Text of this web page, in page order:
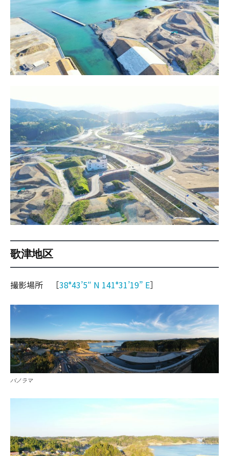
歌津地区
撮影場所 ［38°43’5″ N 141°31’19” E］
パノラマ